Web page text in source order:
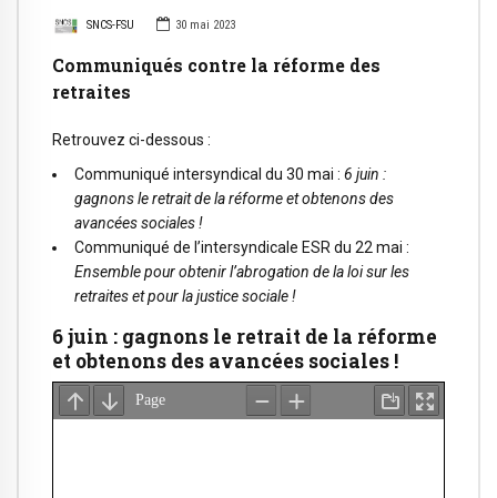
SNCS-FSU 30 mai 2023
Communiqués contre la réforme des
retraites
Retrouvez ci-dessous :
Communiqué intersyndical du 30 mai : 6 juin :
gagnons le retrait de la réforme et obtenons des
avancées sociales !
Communiqué de l’intersyndicale ESR du 22 mai :
Ensemble pour obtenir l’abrogation de la loi sur les
retraites et pour la justice sociale !
6 juin : gagnons le retrait de la réforme
et obtenons des avancées sociales !